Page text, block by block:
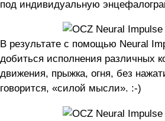
под индивидуальную
В результате с помощью Neural
добиться исполнения различных
движения, прыжка, огня, без
говорится, «силой мысли». :-)